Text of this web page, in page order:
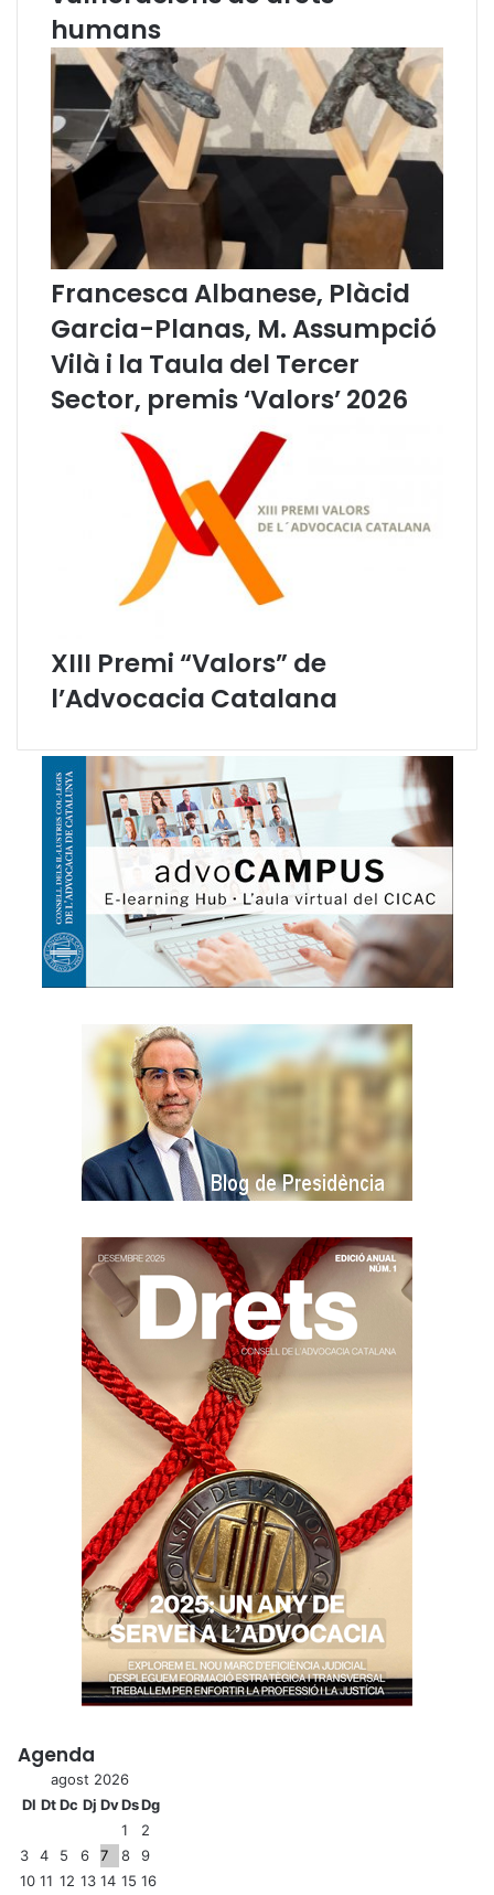
p
r
e
l
l
d
e
l
’
v
c
c
a
a
a
a
a
humans
Francesca Albanese, Plàcid
Garcia-Planas, M. Assumpció
Vilà i la Taula del Tercer
Sector, premis ‘Valors’ 2026
XIII Premi “Valors” de
l’Advocacia Catalana
Agenda
agost 2026
Dl DtDc Dj DvDsDg
1
2
3
4 5 6 7 8
9
10 11 12 13 14 15 16